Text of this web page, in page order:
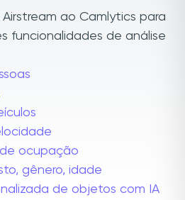
ao Camlytics para
funcionalidades de análise
ocupação
gênero, idade
de objetos com IA